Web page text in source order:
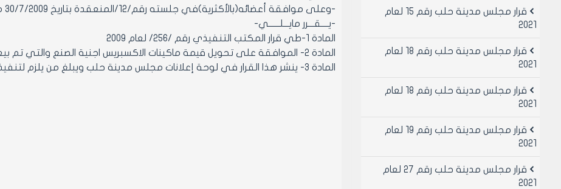
-وعلى موافقة أعضائه(بالأكثرية)في جلسته رقم/12/المنعقدة بتاريخ 30/7/2009 من دورته العادية الرابعة.
-يــــقـــرر مايـــلــــــي-
المادة 1-طي قرار المكتب التنفيذي رقم /256/ لعام 2009
المادة 2- الموافقة على تحويل قيمة ماكينات الاكسبريس اجنية الصنع والتي تم بيعها بالمزاد العلني الى مديرية الجمارك اصولا
المادة 3- ينشر هذا القرار في لوحة إعلانات مجلس مدينة حلب ويبلغ من يلزم لتنفيذه.
قرار مجلس مدينة حلب رقم 15 لعام
2021
قرار مجلس مدينة حلب رقم 18 لعام
2021
قرار مجلس مدينة حلب رقم 18 لعام
2021
قرار مجلس مدينة حلب رقم 19 لعام
2021
قرار مجلس مدينة حلب رقم 27 لعام
2021